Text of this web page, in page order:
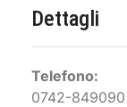
Dettagli
Telefono:
0742-